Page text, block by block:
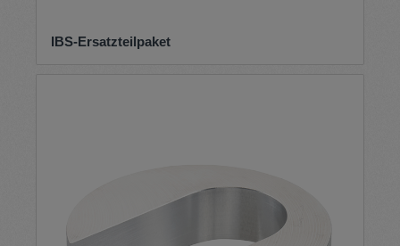
IBS-Ersatzteilpaket